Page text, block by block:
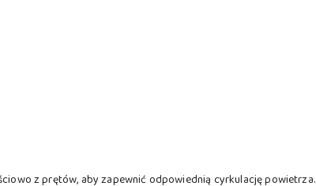
z prętów, aby zapewnić odpowiednią cyrkulację powietrza.